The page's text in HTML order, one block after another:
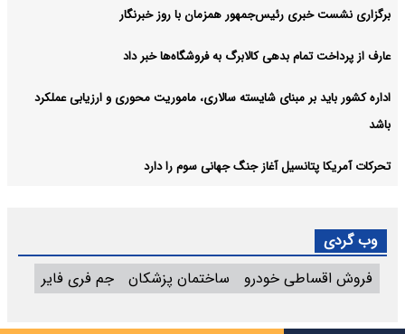
برگزاری نشست خبری رئیس‌جمهور همزمان با روز خبرنگار
عارف از پرداخت تمام بدهی کالابرگ به فروشگاه‌ها خبر داد
اداره کشور باید بر مبنای شایسته سالاری، ماموریت محوری و ارزیابی عملکرد
باشد
تحرکات آمریکا پتانسیل آغاز جنگ جهانی سوم را دارد
وب گردی
فروش اقساطی خودرو
ساختمان پزشکان جم فری فایر